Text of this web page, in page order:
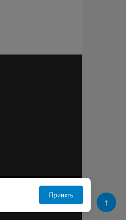
в России иностранными
Принять
↑